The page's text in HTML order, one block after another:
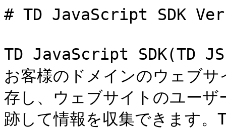
# TD JavaScript SDK
TD JavaScript SDK(TD
お客様のドメインのウェ
存し、ウェブサイトのユー
跡して情報を収集できます